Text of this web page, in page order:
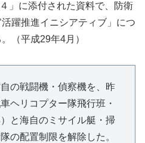
」に添付された資料で、防衛
躍推進イニシアティブ」につ
（平成29年4月）
の戦闘機・偵察機を、昨
ヘリコプター隊飛行班・
と海自のミサイル艇・掃
の配置制限を解除した。